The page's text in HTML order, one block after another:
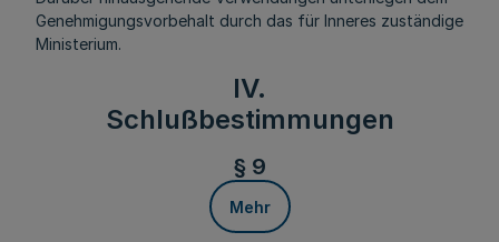
Genehmigungsvorbehalt durch das für Inneres zuständige
Ministerium.
IV.
Schlußbestimmungen
§ 9
Mehr